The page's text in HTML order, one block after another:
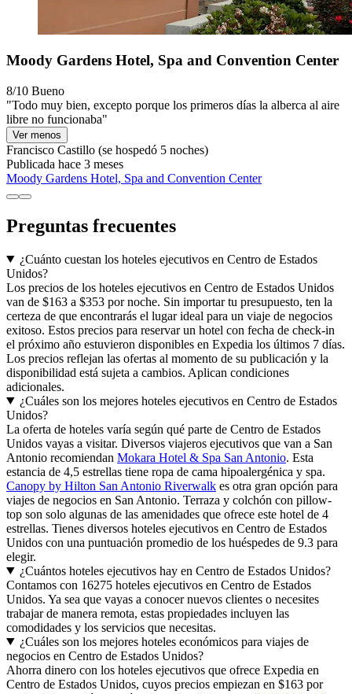
Moody Gardens Hotel, Spa and Convention Center
8/10 Bueno
"Todo muy bien, excepto porque los primeros días la alberca al aire
libre no funcionaba"
Ver menos
Francisco Castillo (se hospedó 5 noches)
Publicada hace 3 meses
Moody Gardens Hotel, Spa and Convention Center
Preguntas frecuentes
¿Cuánto cuestan los hoteles ejecutivos en Centro de Estados
Unidos?
Los precios de los hoteles ejecutivos en Centro de Estados Unidos
van de $163 a $353 por noche. Sin importar tu presupuesto, ten la
certeza de que encontrarás el lugar ideal para un viaje de negocios
exitoso. Estos precios para reservar un hotel con fecha de check-in
el próximo año estuvieron disponibles en Expedia los últimos 7 días.
Los precios reflejan las ofertas al momento de su publicación y la
disponibilidad está sujeta a cambios. Aplican condiciones
adicionales.
¿Cuáles son los mejores hoteles ejecutivos en Centro de Estados
Unidos?
La oferta de hoteles varía según qué parte de Centro de Estados
Unidos vayas a visitar. Diversos viajeros ejecutivos que van a San
Antonio recomiendan Mokara Hotel & Spa San Antonio. Esta
estancia de 4,5 estrellas tiene ropa de cama hipoalergénica y spa.
Canopy by Hilton San Antonio Riverwalk es otra gran opción para
viajes de negocios en San Antonio. Terraza y colchón con pillow-
top son solo algunas de las amenidades que ofrece este hotel de 4
estrellas. Tienes diversos hoteles ejecutivos en Centro de Estados
Unidos con una puntuación promedio de los huéspedes de 9.3 para
elegir.
¿Cuántos hoteles ejecutivos hay en Centro de Estados Unidos?
Contamos con 16275 hoteles ejecutivos en Centro de Estados
Unidos. Ya sea que vayas a conocer nuevos clientes o necesites
trabajar de manera remota, estas propiedades incluyen las
comodidades y los servicios que necesitas.
¿Cuáles son los mejores hoteles económicos para viajes de
negocios en Centro de Estados Unidos?
Ahorra dinero con los hoteles ejecutivos que ofrece Expedia en
Centro de Estados Unidos, cuyos precios empiezan en $163 por